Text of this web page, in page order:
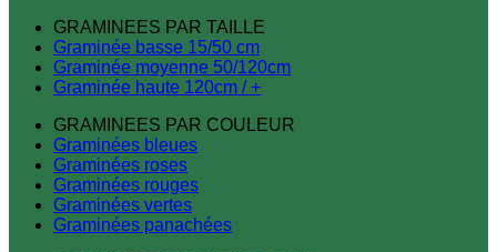
GRAMINEES PAR TAILLE
Graminée basse 15/50 cm
Graminée moyenne 50/120cm
Graminée haute 120cm / +
GRAMINEES PAR COULEUR
Graminées bleues
Graminées roses
Graminées rouges
Graminées vertes
Graminées panachées